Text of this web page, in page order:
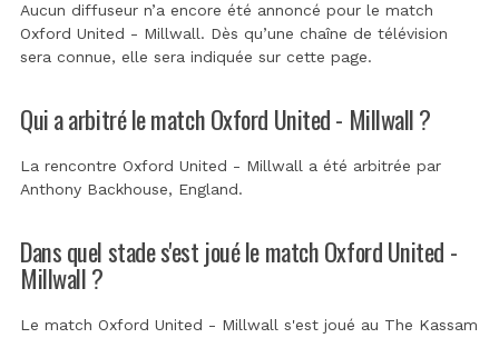
Aucun diffuseur n’a encore été annoncé pour le match
Oxford United - Millwall. Dès qu’une chaîne de télévision
sera connue, elle sera indiquée sur cette page.
Qui a arbitré le match Oxford United - Millwall ?
La rencontre Oxford United - Millwall a été arbitrée par
Anthony Backhouse, England.
Dans quel stade s'est joué le match Oxford United -
Millwall ?
Le match Oxford United - Millwall s'est joué au The Kassam